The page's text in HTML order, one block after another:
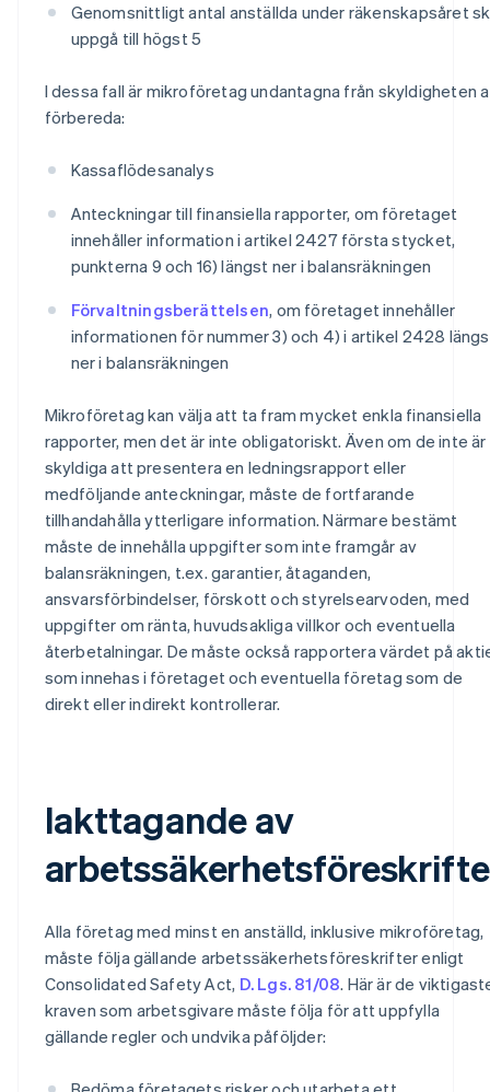
Genomsnittligt antal anställda under räkenskapsåret
uppgå till högst 5
I dessa fall är mikroföretag undantagna från skyldigheten
förbereda:
Kassaflödesanalys
Anteckningar till finansiella rapporter, om företaget
innehåller information i artikel 2427 första stycket,
punkterna 9 och 16) längst ner i balansräkningen
Förvaltningsberättelsen, om företaget innehåller
informationen för nummer 3) och 4) i artikel 2428
ner i balansräkningen
Mikroföretag kan välja att ta fram mycket enkla finansiella
rapporter, men det är inte obligatoriskt. Även om de inte är
skyldiga att presentera en ledningsrapport eller
medföljande anteckningar, måste de fortfarande
tillhandahålla ytterligare information. Närmare bestämt
måste de innehålla uppgifter som inte framgår av
balansräkningen, t.ex. garantier, åtaganden,
ansvarsförbindelser, förskott och styrelsearvoden, med
uppgifter om ränta, huvudsakliga villkor och eventuella
återbetalningar. De måste också rapportera värdet på
som innehas i företaget och eventuella företag som de
direkt eller indirekt kontrollerar.
Iakttagande av
Alla företag med minst en anställd, inklusive mikroföretag,
måste följa gällande arbetssäkerhetsföreskrifter enligt
Consolidated Safety Act, D. Lgs. 81/08. Här är de
kraven som arbetsgivare måste följa för att uppfylla
gällande regler och undvika påföljder: